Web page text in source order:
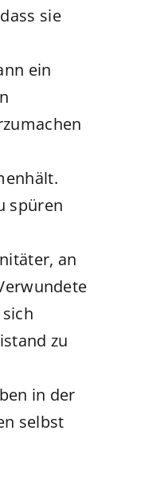
sie
ein
spüren
an
zu
in der
selbst